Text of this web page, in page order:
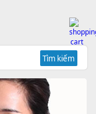
Tìm kiếm